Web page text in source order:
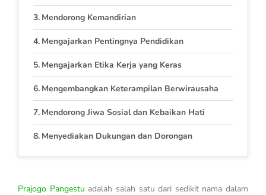
Mendorong Kemandirian
Mengajarkan Pentingnya Pendidikan
Mengajarkan Etika Kerja yang Keras
Mengembangkan Keterampilan Berwirausaha
Mendorong Jiwa Sosial dan Kebaikan Hati
Menyediakan Dukungan dan Dorongan
Prajogo Pangestu adalah salah satu dari sedikit nama dalam